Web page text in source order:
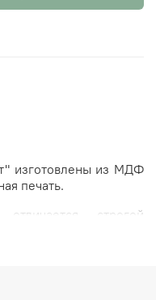
изготовлены из МДФ
печать.
строгой
а прямая